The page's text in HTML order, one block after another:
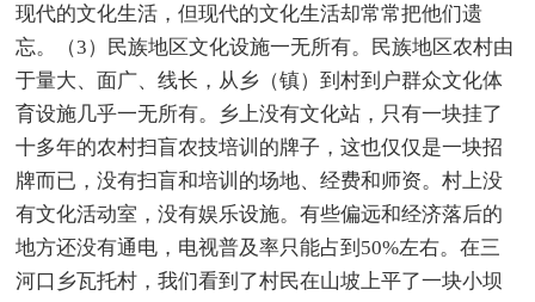
现代的文化生活，但现代的文化生活却常常把他们遗
忘。（3）民族地区文化设施一无所有。民族地区农村由
于量大、面广、线长，从乡（镇）到村到户群众文化体
育设施几乎一无所有。乡上没有文化站，只有一块挂了
十多年的农村扫盲农技培训的牌子，这也仅仅是一块招
牌而已，没有扫盲和培训的场地、经费和师资。村上没
有文化活动室，没有娱乐设施。有些偏远和经济落后的
地方还没有通电，电视普及率只能占到50%左右。在三
河口乡瓦托村，我们看到了村民在山坡上平了一块小坝